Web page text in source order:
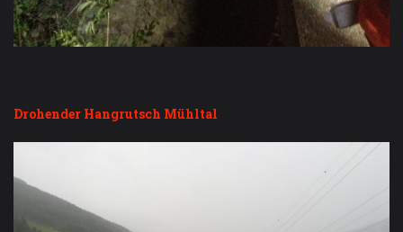
Drohender Hangrutsch Mühltal